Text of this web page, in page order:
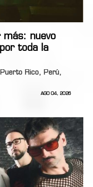
más: nuevo
toda la
Rico, Perú,
AGO 04, 2026